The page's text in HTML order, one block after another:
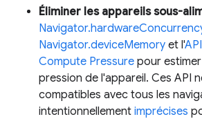
Éliminer les appareils sous-
Navigator.deviceMemory et l'API
Compute Pressure pour
pression de l'appareil. Ces API
compatibles avec tous les
intentionnellement imprécises